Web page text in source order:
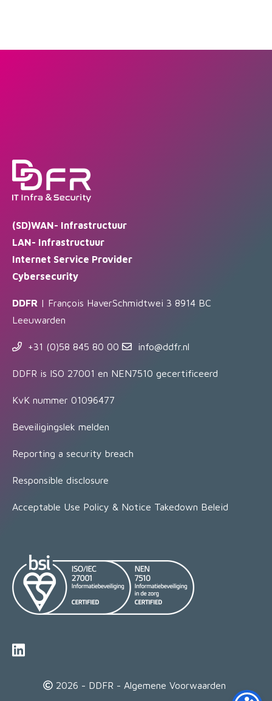
(SD)WAN- Infrastructuur
LAN- Infrastructuur
Internet Service Provider
Cybersecurity
DDFR | François HaverSchmidtwei 3 8914 BC
Leeuwarden
+31 (0)58 845 80 00 info@ddfr.nl
DDFR is ISO 27001 en NEN7510 gecertificeerd
KvK nummer 01096477
Beveiligingslek melden
Reporting a security breach
Responsible disclosure
Acceptable Use Policy & Notice Takedown Beleid
2026 - DDFR - Algemene Voorwaarden